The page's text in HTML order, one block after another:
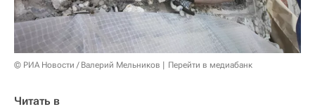
© РИА Новости / Валерий Мельников Перейти в медиабанк
Читать в